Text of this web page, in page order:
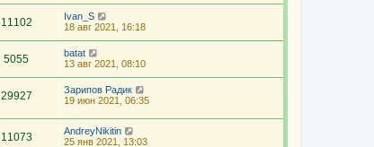
11102
Ivan_S
18 авг 2021, 16:18
5055
batat
13 авг 2021, 08:10
29927
Зарипов Радик
19 июн 2021, 06:35
11073
AndreyNikitin
25 янв 2021, 13:03